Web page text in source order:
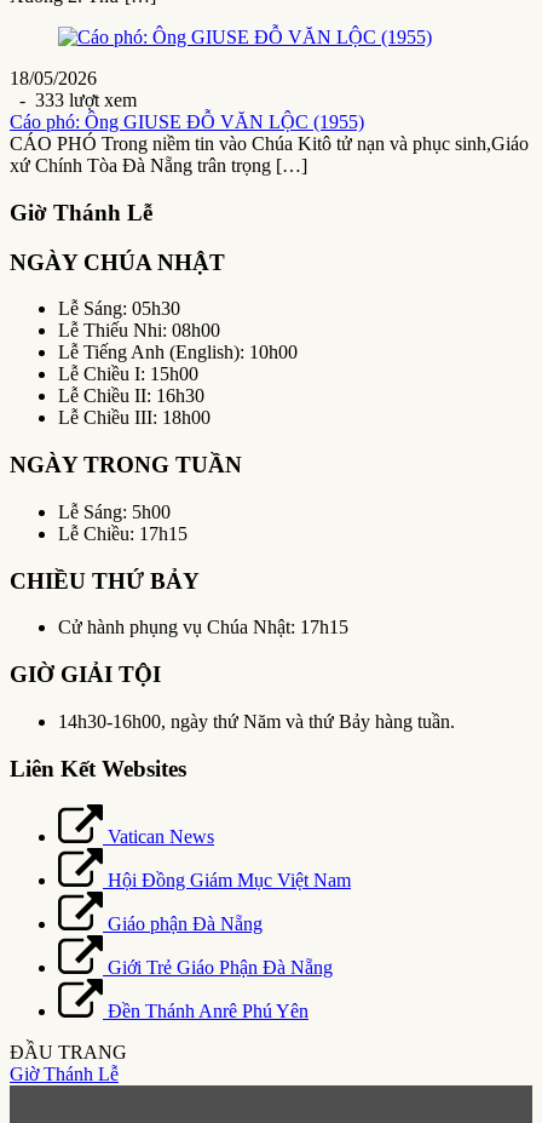
18/05/2026
- 333 lượt xem
Cáo phó: Ông GIUSE ĐỖ VĂN LỘC (1955)
CÁO PHÓ Trong niềm tin vào Chúa Kitô tử nạn và phục sinh,Giáo
xứ Chính Tòa Đà Nẵng trân trọng […]
Giờ Thánh Lễ
NGÀY CHÚA NHẬT
Lễ Sáng: 05h30
Lễ Thiếu Nhi: 08h00
Lễ Tiếng Anh (English): 10h00
Lễ Chiều I: 15h00
Lễ Chiều II: 16h30
Lễ Chiều III: 18h00
NGÀY TRONG TUẦN
Lễ Sáng: 5h00
Lễ Chiều: 17h15
CHIỀU THỨ BẢY
Cử hành phụng vụ Chúa Nhật: 17h15
GIỜ GIẢI TỘI
14h30-16h00, ngày thứ Năm và thứ Bảy hàng tuần.
Liên Kết Websites
Vatican News
Hội Đồng Giám Mục Việt Nam
Giáo phận Đà Nẵng
Giới Trẻ Giáo Phận Đà Nẵng
Đền Thánh Anrê Phú Yên
ĐẦU TRANG
Giờ Thánh Lễ